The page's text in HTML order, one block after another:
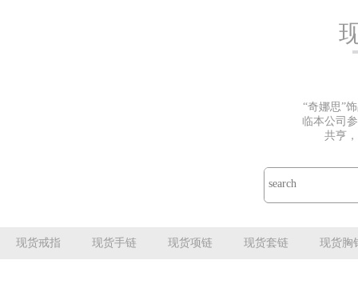
“奇娜思”
临本公司
共亨
现货戒指 现货手链 现货项链 现货套链 现货胸